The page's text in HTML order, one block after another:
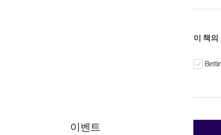
이 책의
이벤트